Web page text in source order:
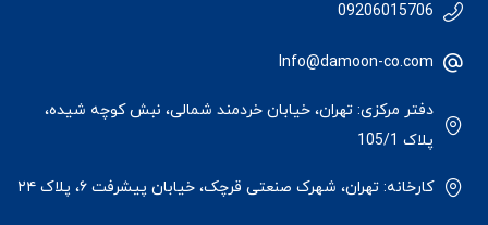
09206015706
Info@damoon-co.com
دفتر مرکزی: تهران، خیابان خردمند شمالی، نبش کوچه شیده،
پلاک 105/1
کارخانه: تهران، شهرک صنعتی قرچک، خیابان پیشرفت ۶، پلاک ۲۴